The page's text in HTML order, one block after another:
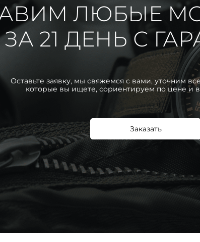
ЛЮБЫЕ
ЗА 21 ДЕНЬ С
Оставьте заявку, мы свяжемся с вами, уточним
которые вы ищете, сориентируем по цене и
Заказать